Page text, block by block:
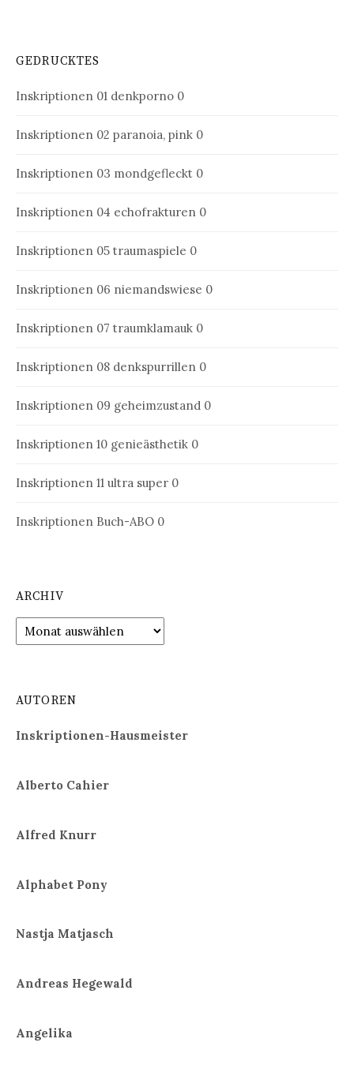
GEDRUCKTES
Inskriptionen 01 denkporno 0
Inskriptionen 02 paranoia, pink 0
Inskriptionen 03 mondgefleckt 0
Inskriptionen 04 echofrakturen 0
Inskriptionen 05 traumaspiele 0
Inskriptionen 06 niemandswiese 0
Inskriptionen 07 traumklamauk 0
Inskriptionen 08 denkspurrillen 0
Inskriptionen 09 geheimzustand 0
Inskriptionen 10 genieästhetik 0
Inskriptionen 11 ultra super 0
Inskriptionen Buch-ABO 0
ARCHIV
Archiv
AUTOREN
Inskriptionen-Hausmeister
Alberto Cahier
Alfred Knurr
Alphabet Pony
Nastja Matjasch
Andreas Hegewald
Angelika